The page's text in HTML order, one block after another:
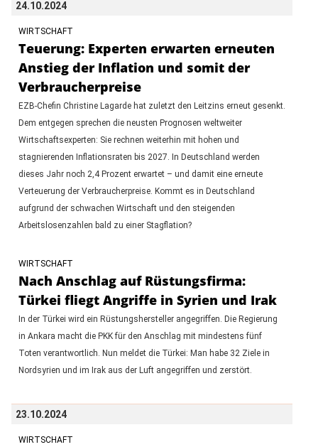
24.10.2024
WIRTSCHAFT
Teuerung: Experten erwarten erneuten
Anstieg der Inflation und somit der
Verbraucherpreise
EZB-Chefin Christine Lagarde hat zuletzt den Leitzins erneut gesenkt.
Dem entgegen sprechen die neusten Prognosen weltweiter
Wirtschaftsexperten: Sie rechnen weiterhin mit hohen und
stagnierenden Inflationsraten bis 2027. In Deutschland werden
dieses Jahr noch 2,4 Prozent erwartet – und damit eine erneute
Verteuerung der Verbraucherpreise. Kommt es in Deutschland
aufgrund der schwachen Wirtschaft und den steigenden
Arbeitslosenzahlen bald zu einer Stagflation?
WIRTSCHAFT
Nach Anschlag auf Rüstungsfirma:
Türkei fliegt Angriffe in Syrien und Irak
In der Türkei wird ein Rüstungshersteller angegriffen. Die Regierung
in Ankara macht die PKK für den Anschlag mit mindestens fünf
Toten verantwortlich. Nun meldet die Türkei: Man habe 32 Ziele in
Nordsyrien und im Irak aus der Luft angegriffen und zerstört.
23.10.2024
WIRTSCHAFT